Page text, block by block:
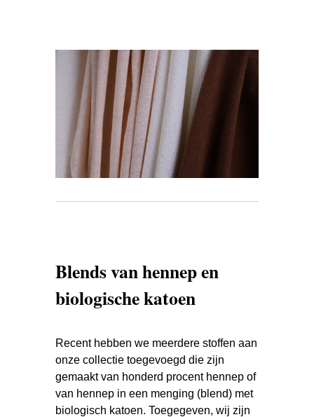
Blends van hennep en
biologische katoen
Recent hebben we meerdere stoffen aan
onze collectie toegevoegd die zijn
gemaakt van honderd procent hennep of
van hennep in een menging (blend) met
biologisch katoen. Toegegeven, wij zijn